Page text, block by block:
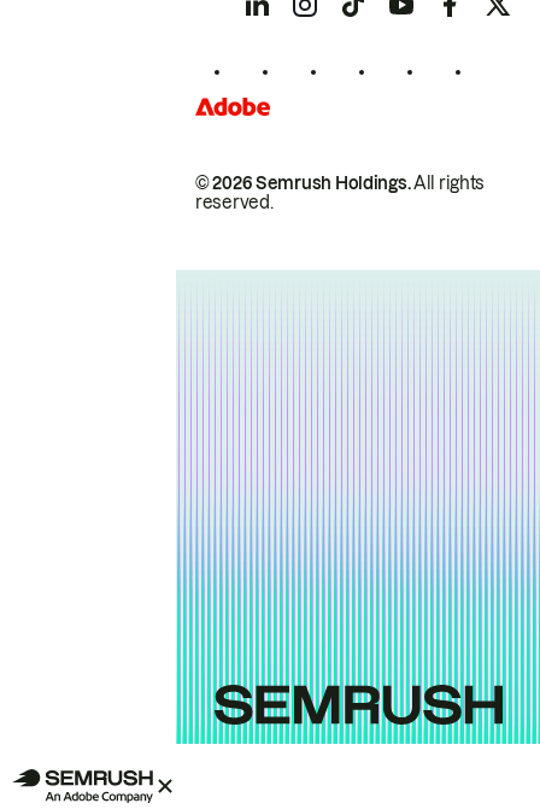
© 2026 Semrush Holdings.All rights
reserved.